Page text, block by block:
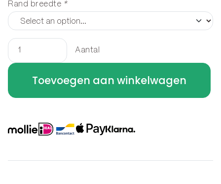
Rand breedte *
Border
rechthoek
x
x
Aantal
Toevoegen aan winkelwagen